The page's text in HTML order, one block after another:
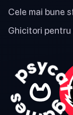
Cele mai bune
Ghicitori pentru